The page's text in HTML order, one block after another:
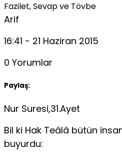
Fazilet, Sevap ve Tövbe
Arif
16:41 - 21 Haziran 2015
0 Yorumlar
Paylaş:
Nur Suresi,31.Ayet
Bil ki Hak Teâlâ bütün
bu­yurdu: